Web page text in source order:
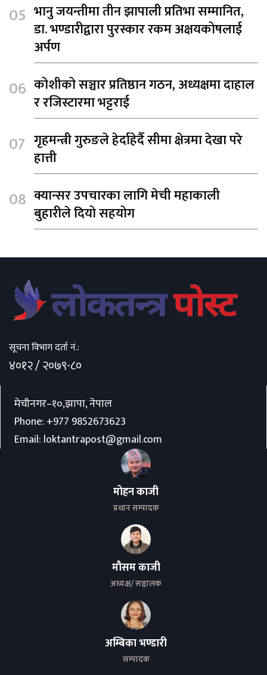
भानु जयन्तीमा तीन झापाली प्रतिभा सम्मानित,
डा. भण्डारीद्वारा पुरस्कार रकम अक्षयकोषलाई
अर्पण
कोशीको सञ्चार प्रतिष्ठान गठन, अध्यक्षमा दाहाल
र रजिस्टारमा भट्टराई
गृहमन्त्री गुरुङले हेर्दाहेर्दै सीमा क्षेत्रमा देखा परे
हात्ती
क्यान्सर उपचारका लागि मेची महाकाली
बुहारीले दियो सहयोग
सूचना विभाग दर्ता नं.:
४०१२ / २०७९-८०
मेचीनगर–१०,झापा, नेपाल
Phone: +977 9852673623
Email: loktantrapost@gmail.com
मोहन काजी
प्रधान सम्पादक
मौसम काजी
अध्यक्ष/ सञ्चालक
अम्बिका भण्डारी
सम्पादक